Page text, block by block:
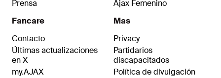
Prensa
Fancare
Contacto
Últimas actualizaciones
en X
my.AJAX
Ajax Femenino
Mas
Privacy
Partidarios
discapacitados
Política de divulgación